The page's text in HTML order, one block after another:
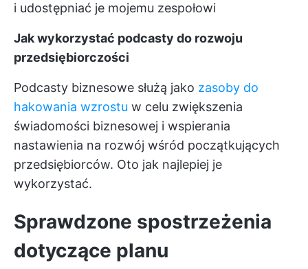
i udostępniać je mojemu zespołowi
Jak wykorzystać podcasty do rozwoju
przedsiębiorczości
Podcasty biznesowe służą jako zasoby do
hakowania wzrostu w celu zwiększenia
świadomości biznesowej i wspierania
nastawienia na rozwój wśród początkujących
przedsiębiorców. Oto jak najlepiej je
wykorzystać.
Sprawdzone spostrzeżenia
dotyczące planu